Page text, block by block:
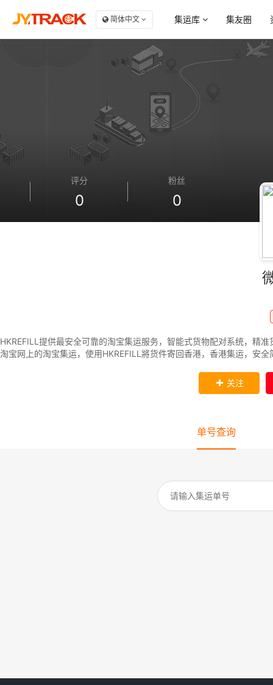
简体中文 集运库 集友圈
商
评分
0
粉丝
0
HKREFILL提供最安全可靠的淘宝集运服务，智能式货物配对系统，精
淘宝网上的淘宝集运，使用HKREFILL將货件寄回香港，香港集运，安全
关注
单号查询